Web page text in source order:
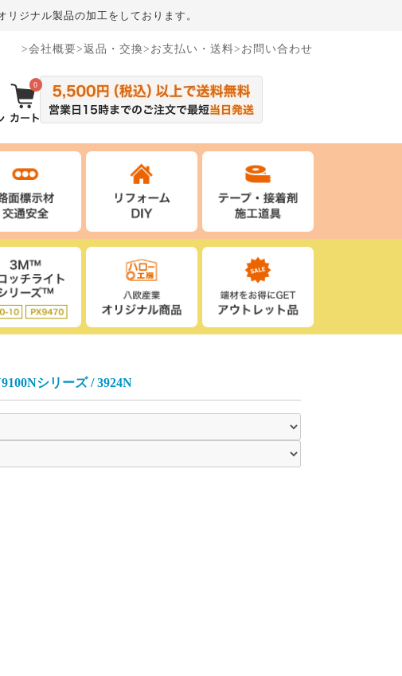
ジナル製品の加工をしております。
>会社概要>返品・交換>お支払い・送料>お問い合わせ
0
シリーズ / 3924N